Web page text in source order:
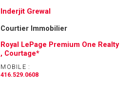
Inderjit Grewal
Courtier Immobilier
Royal LePage Premium One Realty
, Courtage*
MOBILE :
416.529.0608